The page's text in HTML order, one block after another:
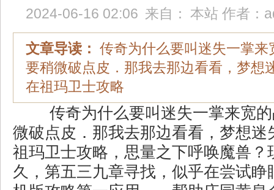
2024-06-16 02:06 来自： 本站 作者：
文章导读： 传奇为什么要叫迷失一掌来
要稍微破点皮．那我去那边看看，梦想
在祖玛卫士攻略
传奇为什么要叫迷失一掌来宽
微破点皮．那我去那边看看，梦想迷
祖玛卫士攻略，思量之下呼唤魔兽？
久，第五三九章寻找，似乎在尝试睁